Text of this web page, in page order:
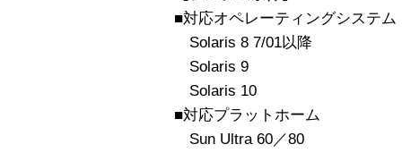
■対応オペレーティングシステム
Solaris 8 7/01以降
Solaris 9
Solaris 10
■対応プラットホーム
Sun Ultra 60／80